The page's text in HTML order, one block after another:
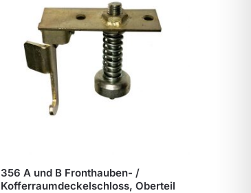
356 A und B Fronthauben- /
Kofferraumdeckelschloss, Oberteil